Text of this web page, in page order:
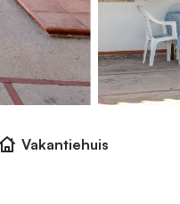
Vakantiehuis